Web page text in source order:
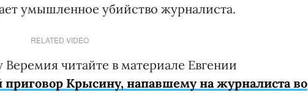
умышленное убийство журналиста.
RELATED VIDEO
читайте в материале Евгении
Крысину, напавшему на журналиста во